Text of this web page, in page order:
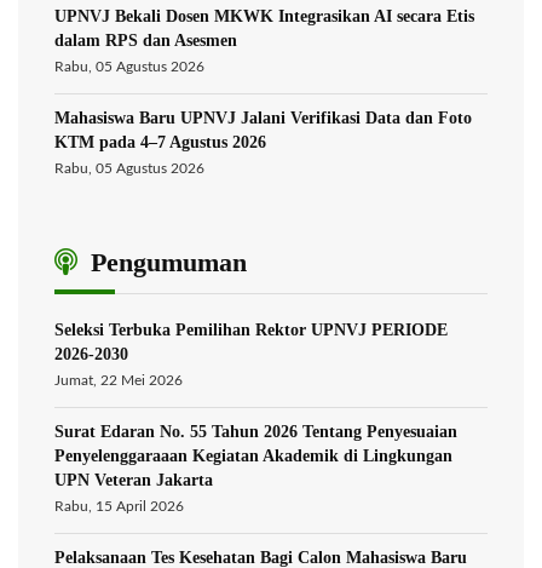
UPNVJ Bekali Dosen MKWK Integrasikan AI secara Etis
dalam RPS dan Asesmen
Rabu, 05 Agustus 2026
Mahasiswa Baru UPNVJ Jalani Verifikasi Data dan Foto
KTM pada 4–7 Agustus 2026
Rabu, 05 Agustus 2026
Pengumuman
Seleksi Terbuka Pemilihan Rektor UPNVJ PERIODE
2026-2030
Jumat, 22 Mei 2026
Surat Edaran No. 55 Tahun 2026 Tentang Penyesuaian
Penyelenggaraaan Kegiatan Akademik di Lingkungan
UPN Veteran Jakarta
Rabu, 15 April 2026
Pelaksanaan Tes Kesehatan Bagi Calon Mahasiswa Baru